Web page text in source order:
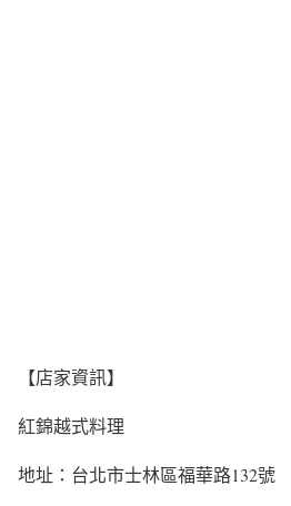
【店家資訊】
紅錦越式料理
地址：台北市士林區福華路132號